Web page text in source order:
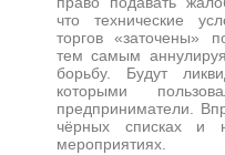
что технические
торгов «заточены»
тем самым
борьбу. Будут
которыми
предприниматели.
чёрных списках и
мероприятиях.